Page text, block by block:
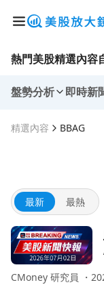
熱門美股精選內容
盤勢分析 即時新
精選內容 BBAG
最新 最熱
前往JPMorgan
CMoney 研究員 ・